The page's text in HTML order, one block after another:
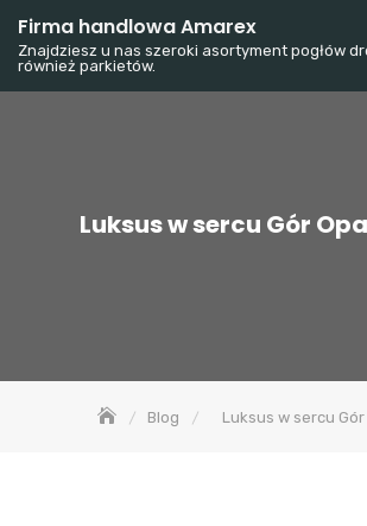
Skip
content
Firma handlowa Amarex
Znajdziesz u nas szeroki asortyment pogłów
również parkietów.
Luksus w sercu Gór
Blog Luksus w sercu